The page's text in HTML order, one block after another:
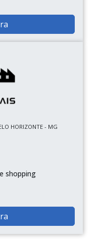
HORIZONTE - MG
shopping